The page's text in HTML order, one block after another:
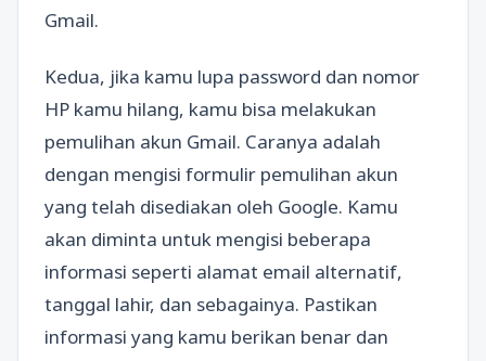
Gmail.
Kedua, jika kamu lupa password dan nomor
HP kamu hilang, kamu bisa melakukan
pemulihan akun Gmail. Caranya adalah
dengan mengisi formulir pemulihan akun
yang telah disediakan oleh Google. Kamu
akan diminta untuk mengisi beberapa
informasi seperti alamat email alternatif,
tanggal lahir, dan sebagainya. Pastikan
informasi yang kamu berikan benar dan